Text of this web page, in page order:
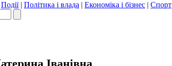
Події| Політика і влада | Економіка і бізнес | Спорт